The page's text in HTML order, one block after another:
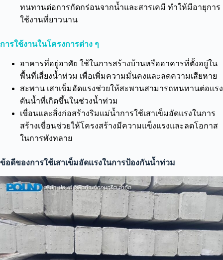
ทนทานต่อการกัดกร่อนจากน้ำและสารเคมี ทำให้มีอายุการ
ใช้งานที่ยาวนาน
การใช้งานในโครงการต่าง ๆ
อาคารที่อยู่อาศัย ใช้ในการสร้างบ้านหรืออาคารที่ตั้งอยู่ใน
พื้นที่เสี่ยงน้ำท่วม เพื่อเพิ่มความมั่นคงและลดความเสียหาย
สะพาน เสาเข็มอัดแรงช่วยให้สะพานสามารถทนทานต่อแรง
ดันน้ำที่เกิดขึ้นในช่วงน้ำท่วม
เขื่อนและสิ่งก่อสร้างริมแม่น้ำการใช้เสาเข็มอัดแรงในการ
สร้างเขื่อนช่วยให้โครงสร้างมีความแข็งแรงและลดโอกาส
ในการพังทลาย
ข้อดีของการใช้เสาเข็มอัดแรงในการป้องกันน้ำท่วม